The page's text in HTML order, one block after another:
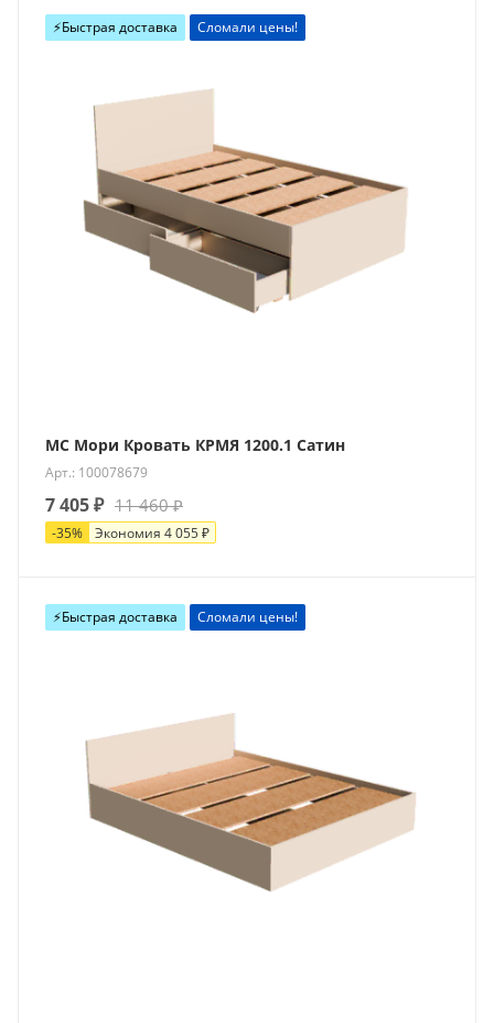
⚡️Быстрая доставка Сломали цены!
МС Мори Кровать КРМЯ 1200.1 Сатин
Арт.: 100078679
7 405₽ 11 460₽
-35% Экономия 4 055₽
⚡️Быстрая доставка Сломали цены!